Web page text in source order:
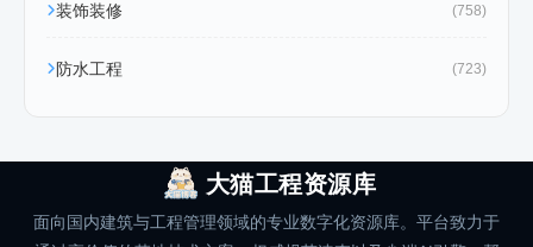
装饰装修 (758)
防水工程 (723)
大猫工程资源库
面向国内建筑与工程管理领域的专业数字化资源库。平台致力于